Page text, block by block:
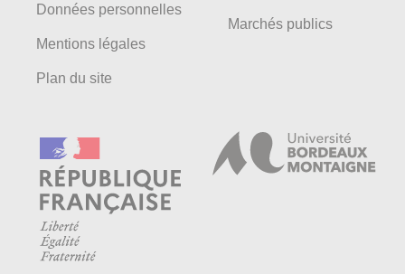
Données personnelles
Mentions légales
Plan du site
Marchés publics